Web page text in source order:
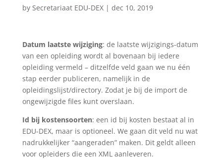
by Secretariaat EDU-DEX| dec 10, 2019
Datum laatste wijziging: de laatste wijzigings-datum
van een opleiding wordt al bovenaan bij iedere
opleiding vermeld – ditzelfde veld gaan we nu één
stap eerder publiceren, namelijk in de
opleidingslijst/directory. Zodat je bij de import de
ongewijzigde files kunt overslaan.
Id bij kostensoorten: een id bij kosten bestaat al in
EDU-DEX, maar is optioneel. We gaan dit veld nu wat
nadrukkelijker “aangeraden” maken. Dit geldt alleen
voor opleiders die een XML aanleveren.